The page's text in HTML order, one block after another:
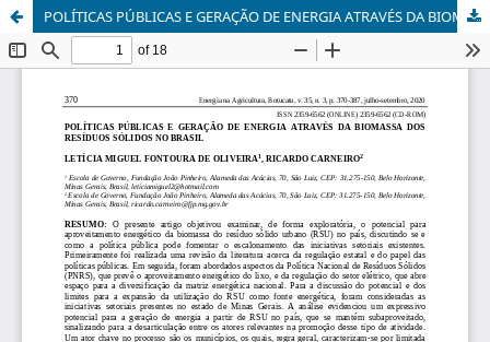
POLÍTICAS PÚBLICAS E GERAÇÃO DE ENERGIA ATRAVÉS DA BIOMASSA DOS RESÍDUOS SÓLIDOS NO BRASIL